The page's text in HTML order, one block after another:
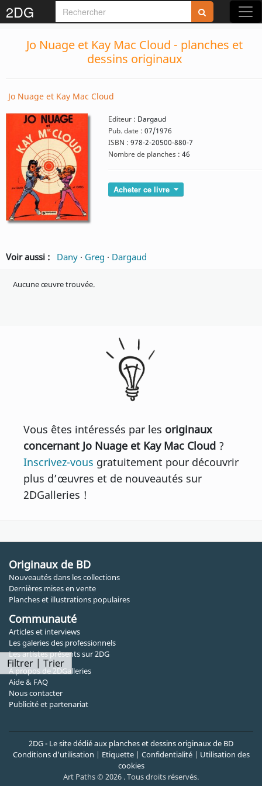
2DG
Jo Nuage et Kay Mac Cloud - planches et
dessins originaux
Jo Nuage et Kay Mac Cloud
Editeur : Dargaud
Pub. date : 07/1976
ISBN : 978-2-20500-880-7
Nombre de planches : 46
Acheter ce livre
Voir aussi : Dany · Greg · Dargaud
Filtrer | Trier
Aucune œuvre trouvée.
Vous êtes intéressés par les originaux
concernant Jo Nuage et Kay Mac Cloud ?
Inscrivez-vous gratuitement pour découvrir
plus d’œuvres et de nouveautés sur
2DGalleries !
Originaux de BD
Nouveautés dans les collections
Dernières mises en vente
Planches et illustrations populaires
Communauté
Articles et interviews
Les galeries des professionnels
Les artistes présents sur 2DG
A propos de 2DGalleries
Aide & FAQ
Nous contacter
Publicité et partenariat
2DG - Le site dédié aux planches et dessins originaux de BD
Conditions d'utilisation | Etiquette| Confidentialité| Utilisation des
cookies
Art Paths © 2026 . Tous droits réservés.